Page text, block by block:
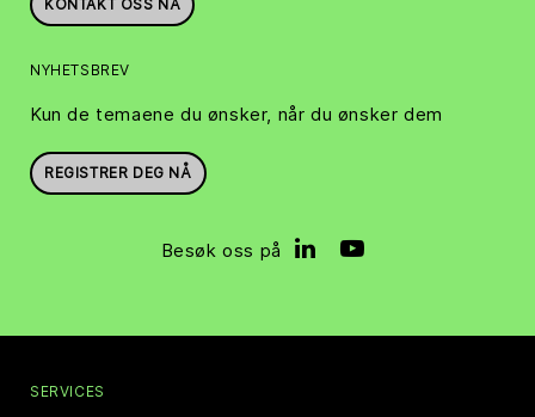
KONTAKT OSS NÅ
NYHETSBREV
Kun de temaene du ønsker, når du ønsker dem
REGISTRER DEG NÅ
Besøk oss på
SERVICES